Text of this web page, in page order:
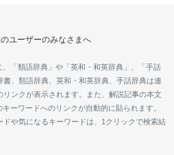
ユーザーのみなさまへ
「類語辞典」や「英和・和英辞典」、「手話
、類語辞典、英和・和英辞典、手話辞典は連
ンクが表示されます。また、解説記事の本文
ーワードへのリンクが自動的に貼られます。
や気になるキーワードは、1クリックで検索結